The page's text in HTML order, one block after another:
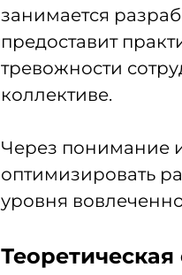
занимается
предоставит
тревожности
коллективе.
Через понимание
оптимизировать
уровня
Теоретическая